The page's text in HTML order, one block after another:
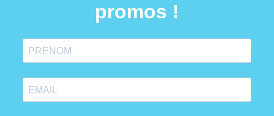
promos !